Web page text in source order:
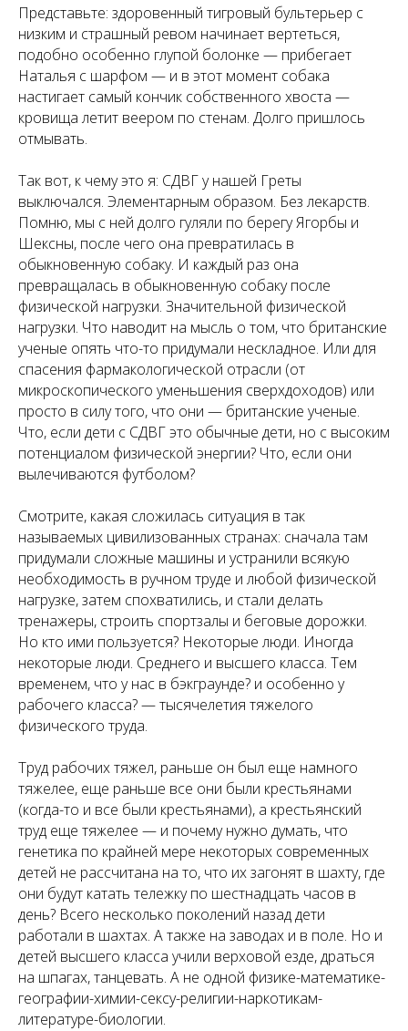
Представьте: здоровенный тигровый бультерьер с
низким и страшный ревом начинает вертеться,
подобно особенно глупой болонке — прибегает
Наталья с шарфом — и в этот момент собака
настигает самый кончик собственного хвоста —
кровища летит веером по стенам. Долго пришлось
отмывать.
Так вот, к чему это я: СДВГ у нашей Греты
выключался. Элементарным образом. Без лекарств.
Помню, мы с ней долго гуляли по берегу Ягорбы и
Шексны, после чего она превратилась в
обыкновенную собаку. И каждый раз она
превращалась в обыкновенную собаку после
физической нагрузки. Значительной физической
нагрузки. Что наводит на мысль о том, что британские
ученые опять что-то придумали нескладное. Или для
спасения фармакологической отрасли (от
микроскопического уменьшения сверхдоходов) или
просто в силу того, что они — британские ученые.
Что, если дети с СДВГ это обычные дети, но с высоким
потенциалом физической энергии? Что, если они
вылечиваются футболом?
Смотрите, какая сложилась ситуация в так
называемых цивилизованных странах: сначала там
придумали сложные машины и устранили всякую
необходимость в ручном труде и любой физической
нагрузке, затем спохватились, и стали делать
тренажеры, строить спортзалы и беговые дорожки.
Но кто ими пользуется? Некоторые люди. Иногда
некоторые люди. Среднего и высшего класса. Тем
временем, что у нас в бэкграунде? и особенно у
рабочего класса? — тысячелетия тяжелого
физического труда.
Труд рабочих тяжел, раньше он был еще намного
тяжелее, еще раньше все они были крестьянами
(когда-то и все были крестьянами), а крестьянский
труд еще тяжелее — и почему нужно думать, что
генетика по крайней мере некоторых современных
детей не рассчитана на то, что их загонят в шахту, где
они будут катать тележку по шестнадцать часов в
день? Всего несколько поколений назад дети
работали в шахтах. А также на заводах и в поле. Но и
детей высшего класса учили верховой езде, драться
на шпагах, танцевать. А не одной физике-математике-
географии-химии-сексу-религии-наркотикам-
литературе-биологии.